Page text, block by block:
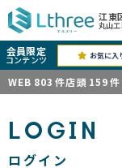
江東
丸山
会員限定
コンテンツ お気に入
WEB 803 件店頭 159 件
LOGIN
ログイン